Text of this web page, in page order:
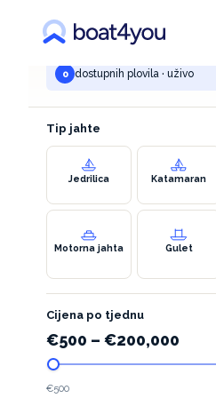
VAŠA PRETRAGA
marina spinut
0 dostupnih plovila · uživo
Tip jahte
Jedrilica Katamaran
Motorna jahta Gulet
Cijena po tjednu
€500 – €200,000
€500